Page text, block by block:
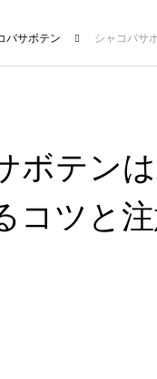
バサボテン シャコバサ
ボテン
コツと